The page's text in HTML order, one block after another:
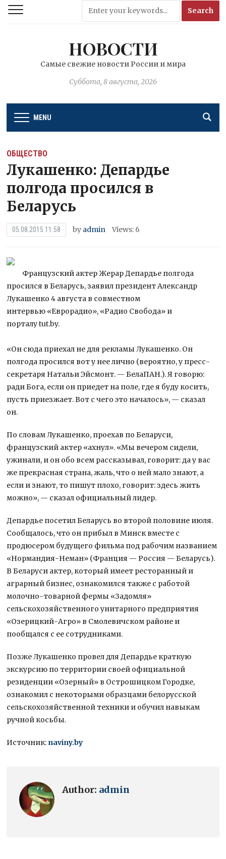
НОВОСТИ
Самые свежие новости России и мира
Суббота, 8 августа, 2026
MENU
ОБЩЕСТВО
Лукашенко: Депардье
полгода просился в
Беларусь
05.08.2015 11:58 by admin Views: 6
Французский актер Жерар Депардье полгода
просился в Беларусь, заявил президент Александр
Лукашенко 4 августа в совместном
интервью «Еврорадио», «Радио Свобода» и
порталу tut.by.
«Он сюда приехал не для рекламы Лукашенко. Он
полгода просился вот у нее лично (вероятно, у пресс-
секретаря Натальи Эйсмонт. — БелаПАН.). Я говорю:
ради Бога, если он приедет на поле, где я буду косить,
пусть приезжает. Вот с чего это началось», — сказал
он.
По словам Лукашенко, проехав по Беларуси,
французский актер «ахнул». «Мы вечером сидели,
ужинали, и он обо всем рассказывал, говорит: да у вас
же прекрасная страна, жаль, что о ней мало знают, а
если и знают, то пишут плохо, говорит: здесь жить
можно», — сказал официальный лидер.
Депардье посетил Беларусь во второй половине июля.
Сообщалось, что он прибыл в Минск вместе с
продюсером будущего фильма под рабочим названием
«Нормандия-Неман» (Франция — Россия — Беларусь).
В Беларуси актер, который имеет ресторанный и
аграрный бизнес, ознакомился также с работой
молочно-товарной фермы «Задомля»
сельскохозяйственного унитарного предприятия
«Озерицкий-Агро» в Смолевичском районе и
пообщался с ее сотрудниками.
Позже Лукашенко провел для Депардье краткую
экскурсию по территории своей официальной
резиденции «Озерный» в Острошицком Городке,
ознакомил с некоторыми образцами белорусской
сельскохозяйственной техники и обучил навыкам
ручной косьбы.
Источник: naviny.by
Author: admin